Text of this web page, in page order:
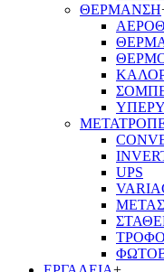
ΘΕΡΜΑΝΣΗ
UPS